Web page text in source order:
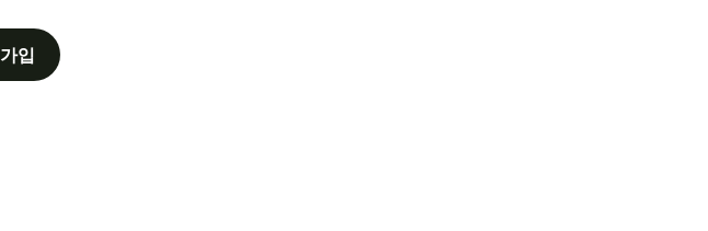
가입